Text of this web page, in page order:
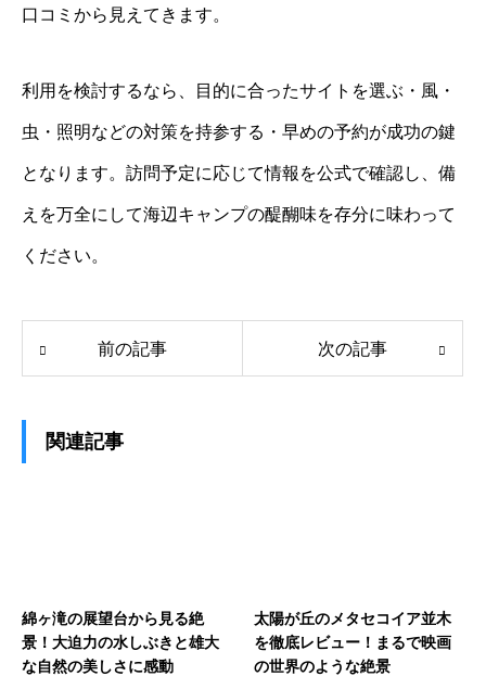
口コミから見えてきます。
利用を検討するなら、目的に合ったサイトを選ぶ・風・
虫・照明などの対策を持参する・早めの予約が成功の鍵
となります。訪問予定に応じて情報を公式で確認し、備
えを万全にして海辺キャンプの醍醐味を存分に味わって
ください。
前の記事 次の記事
関連記事
綿ヶ滝の展望台から見る絶
景！大迫力の水しぶきと雄大
な自然の美しさに感動
太陽が丘のメタセコイア並木
を徹底レビュー！まるで映画
の世界のような絶景